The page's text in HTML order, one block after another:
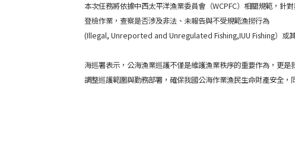
本次任務將依據中西太平洋漁業委員會（WCPFC）相關規範，針
登檢作業，查察是否涉及非法、未報告與不受規範漁撈行為
(Illegal, Unreported and Unregulated Fishing,IUU Fishing）或
海巡署表示，公海漁業巡護不僅是維護漁業秩序的重要作為，更
調整巡護範圍與勤務部署，確保我國公海作業漁民生命財產安全